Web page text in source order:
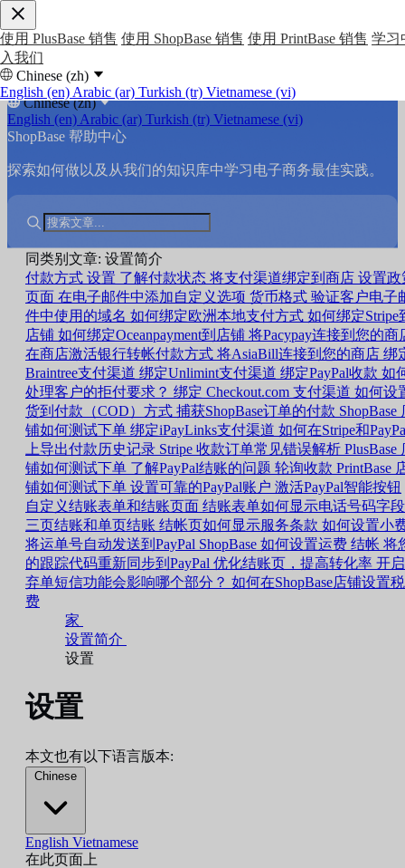
使用 PlusBase 销售 使用 ShopBase 销售 使用 PrintBase 销售 学习
入我们
Chinese (zh)
English (en) Arabic (ar) Turkish (tr) Vietnamese (vi)
Chinese (zh)
English (en) Arabic (ar) Turkish (tr) Vietnamese (vi)
ShopBase 帮助中心
探索如何做以及从我们的知识库中学习电子商务最佳实践。
同类别文章: 设置简介
付款方式 设置 了解付款状态 将支付渠道绑定到商店 设置政
页面 在电子邮件中添加自定义选项 货币格式 验证客户电子
件中使用的域名 如何绑定欧洲本地支付方式 如何绑定Stripe
店铺 如何绑定Oceanpayment到店铺 将Pacypay连接到您的商
在商店激活银行转帐付款方式 将AsiaBill连接到您的商店 绑
Braintree支付渠道 绑定Unlimint支付渠道 绑定PayPal收款 如
处理客户的拒付要求？ 绑定 Checkout.com 支付渠道 如何设
货到付款（COD）方式 捕获ShopBase订单的付款 ShopBase
铺如何测试下单 绑定iPayLinks支付渠道 如何在Stripe和
上导出付款历史记录 Stripe 收款订单常见错误解析 PlusBase
铺如何测试下单 了解PayPal结账的问题 轮询收款 PrintBase
铺如何测试下单 设置可靠的PayPal账户 激活PayPal智能按钮
自定义结账表单和结账页面 结账表单如何显示电话号码字段
三页结账和单页结账 结帐页如何显示服务条款 如何设置小
将运单号自动发送到PayPal ShopBase 如何设置运费 结帐 将
的跟踪代码重新同步到PayPal 优化结账页，提高转化率 开启
弃单短信功能会影响哪个部分？ 如何在ShopBase店铺设置税
费
家
设置简介
设置
设置
本文也有以下语言版本:
Chinese
English Vietnamese
在此页面上